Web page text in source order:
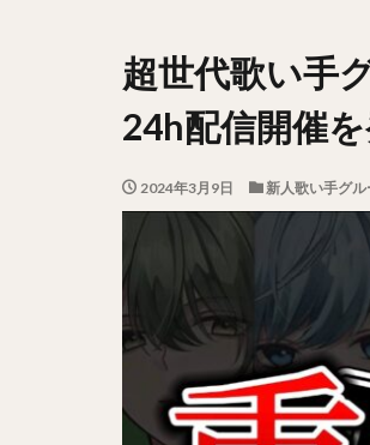
超世代歌い手
24h配信開催
2024年3月9日 新人歌い手グル